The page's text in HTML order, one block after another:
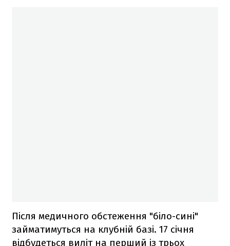
Після медичного обстеження "біло-сині"
займатимуться на клубній базі. 17 січня
відбудеться виліт на перший із трьох